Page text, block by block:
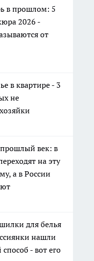
в прошлом: 5
2026 -
от
в квартире - 3
не
век: в
на эту
а в России
для белья
нашли
- вот его